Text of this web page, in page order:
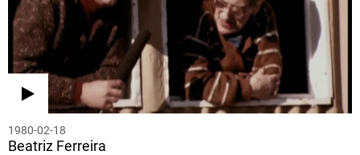
1980-02-18
Beatriz Ferreira